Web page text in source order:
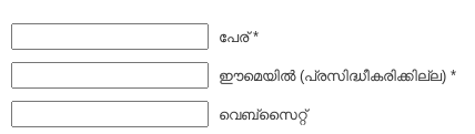
പേര് *
ഈമെയില്‍ (പ്രസിദ്ധീകരിക്കില്ല) *
വെബ്സൈറ്റ്